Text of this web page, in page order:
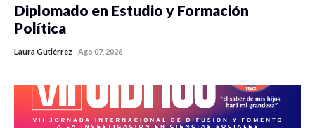
Diplomado en Estudio y Formación
Política
Laura Gutiérrez -Ago 07, 2026